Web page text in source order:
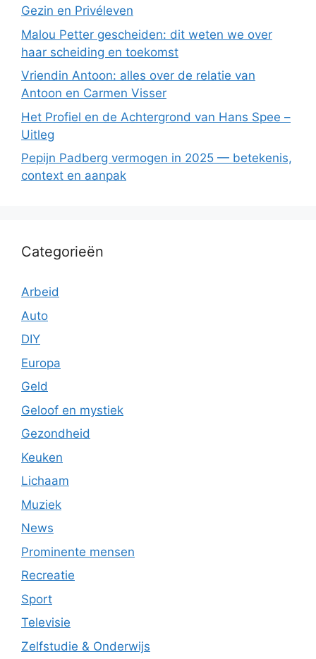
Gezin en Privéleven
Malou Petter gescheiden: dit weten we over
haar scheiding en toekomst
Vriendin Antoon: alles over de relatie van
Antoon en Carmen Visser
Het Profiel en de Achtergrond van Hans Spee –
Uitleg
Pepijn Padberg vermogen in 2025 — betekenis,
context en aanpak
Categorieën
Arbeid
Auto
DIY
Europa
Geld
Geloof en mystiek
Gezondheid
Keuken
Lichaam
Muziek
News
Prominente mensen
Recreatie
Sport
Televisie
Zelfstudie & Onderwijs